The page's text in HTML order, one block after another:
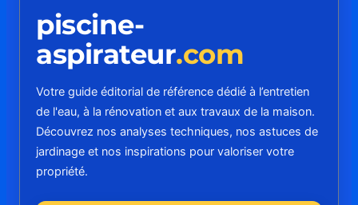
piscine-
aspirateur.com
Votre guide éditorial de référence dédié à l’entretien
de l'eau, à la rénovation et aux travaux de la maison.
Découvrez nos analyses techniques, nos astuces de
jardinage et nos inspirations pour valoriser votre
propriété.